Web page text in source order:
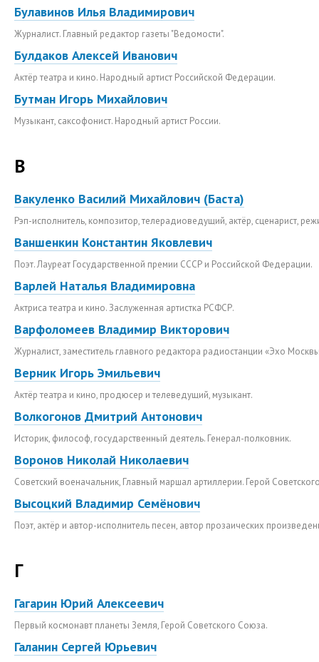
Булавинов Илья Владимирович
Журналист. Главный редактор газеты "Ведомости".
Булдаков Алексей Иванович
Актёр театра и кино. Народный артист Российской Федерации.
Бутман Игорь Михайлович
Музыкант, саксофонист. Народный артист России.
В
Вакуленко Василий Михайлович (Баста)
Рэп-исполнитель, композитор, телерадиоведущий, актёр, сценарист,
Ваншенкин Константин Яковлевич
Поэт. Лауреат Государственной премии СССР и Российской Федерации.
Варлей Наталья Владимировна
Актриса театра и кино. Заслуженная артистка РСФСР.
Варфоломеев Владимир Викторович
Журналист, заместитель главного редактора радиостанции «Эхо
Верник Игорь Эмильевич
Актёр театра и кино, продюсер и телеведущий, музыкант.
Волкогонов Дмитрий Антонович
Историк, философ, государственный деятель. Генерал-полковник.
Воронов Николай Николаевич
Советский военачальник, Главный маршал артиллерии. Герой
Высоцкий Владимир Семёнович
Поэт, актёр и автор-исполнитель песен, автор прозаических
Г
Гагарин Юрий Алексеевич
Первый космонавт планеты Земля, Герой Советского Союза.
Галанин Сергей Юрьевич